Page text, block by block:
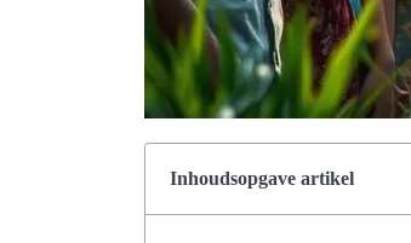
Inhoudsopgave artikel